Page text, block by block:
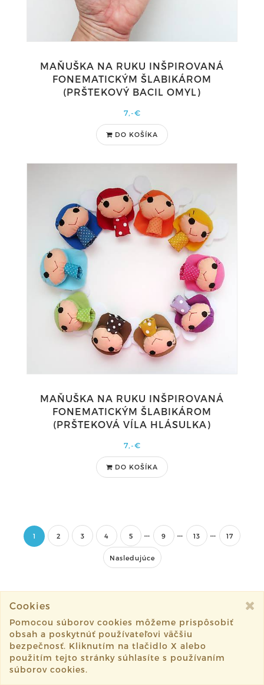
MAŇUŠKA NA RUKU INŠPIROVANÁ
FONEMATICKÝM ŠLABIKÁROM
(PRŠTEKOVÝ BACIL OMYL)
7,-€
DO KOŠÍKA
MAŇUŠKA NA RUKU INŠPIROVANÁ
FONEMATICKÝM ŠLABIKÁROM
(PRŠTEKOVÁ VÍLA HLÁSULKA)
7,-€
DO KOŠÍKA
1 2 3 4 5 9 13 17
Nasledujúce
KONTAKT
Cookies
Pomocou súborov cookies môžeme prispôsobiť
obsah a poskytnúť používateľovi väčšiu
bezpečnosť. Kliknutím na tlačidlo X alebo
použitím tejto stránky súhlasíte s používaním
súborov cookies.